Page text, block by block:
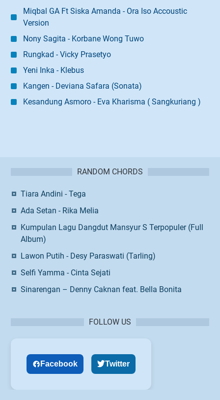
Miqbal GA Ft Siska Amanda - Ora Iso Accoustic
Version
Nony Sagita - Korbane Wong Tuwo
Rungkad - Vicky Prasetyo
Yeni Inka - Klebus
Kangen - Deviana Safara (Sonata)
Kesandung Asmoro - Eva Kharisma ( Sangkuriang )
RANDOM CHORDS
Tiara Andini - Tega
Ada Setan - Rika Melia
Kumpulan Lagu Dangdut Mansyur S Terpopuler (Full
Album)
Lawon Putih - Desy Paraswati (Tarling)
Selfi Yamma - Cinta Sejati
Sinarengan – Denny Caknan feat. Bella Bonita
FOLLOW US
Facebook Twitter